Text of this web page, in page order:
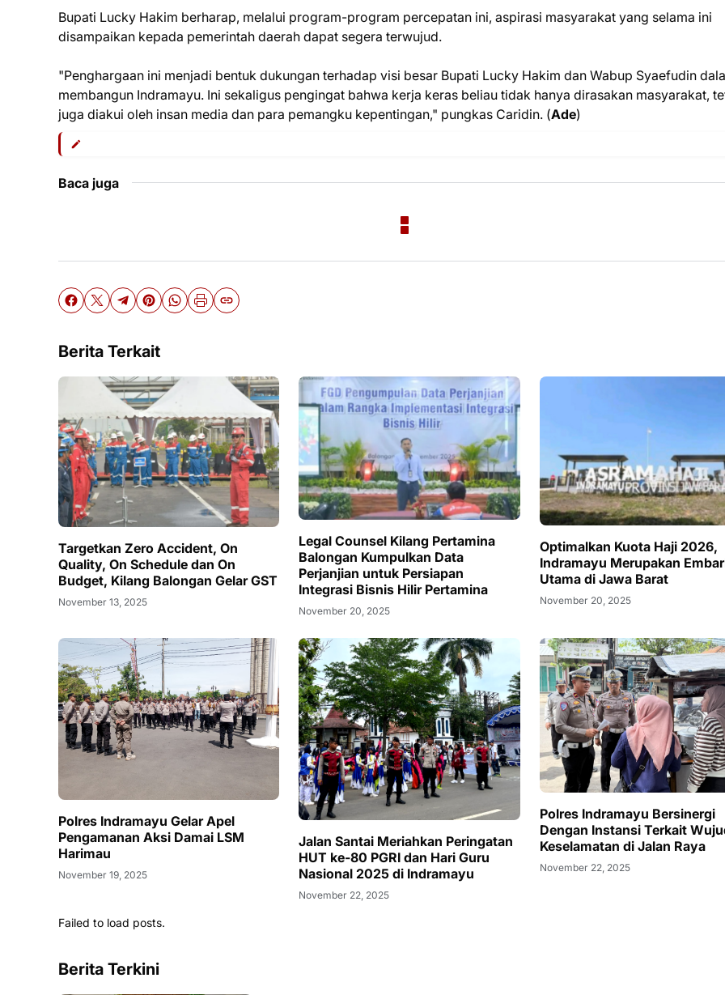
‎Bupati Lucky Hakim berharap, melalui program-program percepatan ini, aspirasi masyarakat yang selama ini
disampaikan kepada pemerintah daerah dapat segera terwujud.
"Penghargaan ini menjadi bentuk dukungan terhadap visi besar Bupati Lucky Hakim dan Wabup Syaefudin
membangun Indramayu. Ini sekaligus pengingat bahwa kerja keras beliau tidak hanya dirasakan masyarakat,
juga diakui oleh insan media dan para pemangku kepentingan," pungkas Caridin. (Ade)
Baca juga
Berita Terkait
Targetkan Zero Accident, On
Quality, On Schedule dan On
Budget, Kilang Balongan Gelar GST
November 13, 2025
Legal Counsel Kilang Pertamina
Balongan Kumpulkan Data
Perjanjian untuk Persiapan
Integrasi Bisnis Hilir Pertamina
November 20, 2025
Optimalkan Kuota Haji 2026,
Indramayu Merupakan
Utama di Jawa Barat
November 20, 2025
Polres Indramayu Gelar Apel
Pengamanan Aksi Damai LSM
Harimau
November 19, 2025
Jalan Santai Meriahkan Peringatan
HUT ke-80 PGRI dan Hari Guru
Nasional 2025 di Indramayu
November 22, 2025
Polres Indramayu Bersinergi
Dengan Instansi Terkait
Keselamatan di Jalan Raya
November 22, 2025
Failed to load posts.
Berita Terkini